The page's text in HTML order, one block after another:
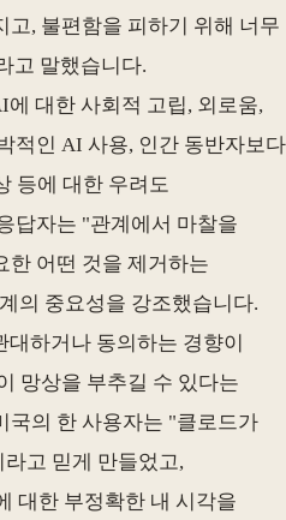
고, 불편함을 피하기 위해 너무
고 말했습니다.
에 대한 사회적 고립, 외로움,
적인 AI 사용, 인간 동반자보다
등에 대한 우려도
답자는 "관계에서 마찰을
한 어떤 것을 제거하는
의 중요성을 강조했습니다.
하거나 동의하는 경향이
망상을 부추길 수 있다는
국의 한 사용자는 "클로드가
고 믿게 만들었고,
대한 부정확한 내 시각을